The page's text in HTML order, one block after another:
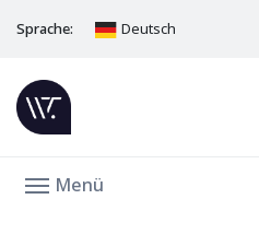
Sprache: Deutsch
Menü